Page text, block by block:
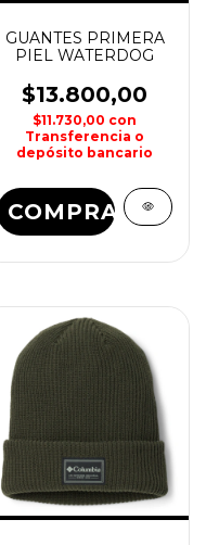
GUANTES PRIMERA
PIEL WATERDOG
$13.800,00
$11.730,00 con
Transferencia o
depósito bancario
COMPRAR